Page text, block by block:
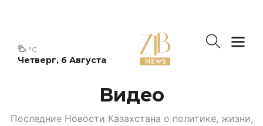
Четверг, 6 Августа
°C
Видео
Последние Новости Казахстана о политике, жизни,